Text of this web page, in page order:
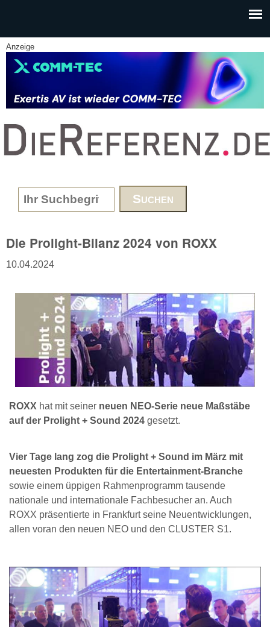
Anzeige
www.DieReferenz.de
Search form
Die Prolight-Bilanz 2024 von ROXX
10.04.2024
ROXX hat mit seiner neuen NEO-Serie neue Maßstäbe
auf der Prolight + Sound 2024 gesetzt.
Vier Tage lang zog die Prolight + Sound im März mit
neuesten Produkten für die Entertainment-Branche
sowie einem üppigen Rahmenprogramm tausende
nationale und internationale Fachbesucher an. Auch
ROXX präsentierte in Frankfurt seine Neuentwicklungen,
allen voran den neuen NEO und den CLUSTER S1.